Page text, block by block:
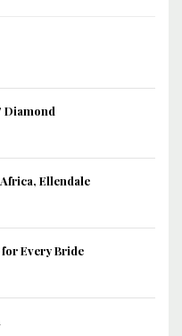
Diamond
Ellendale
Every Bride